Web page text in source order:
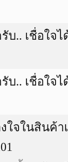
บ.. เชื่อใจไ
บ.. เชื่อใจไ
จในสินค้า